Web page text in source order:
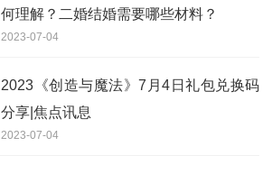
何理解？二婚结婚需要哪些材料？
2023-07-04
2023《创造与魔法》7月4日礼包兑换码
分享|焦点讯息
2023-07-04